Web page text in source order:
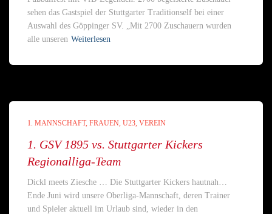
sehen das Gastspiel der Stuttgarter Traditionself bei einer
Auswahl des Göppinger SV. „Mit 2700 Zuschauern wurden
alle unseren Weiterlesen
1. MANNSCHAFT FRAUEN U23 VEREIN
1. GSV 1895 vs. Stuttgarter Kickers
Regionalliga-Team
Dickl meets Ziesche … Die Stuttgarter Kickers hautnah…
Ende Juni wird unsere Oberliga-Mannschaft, deren Trainer
und Spieler aktuell im Urlaub sind, wieder in den